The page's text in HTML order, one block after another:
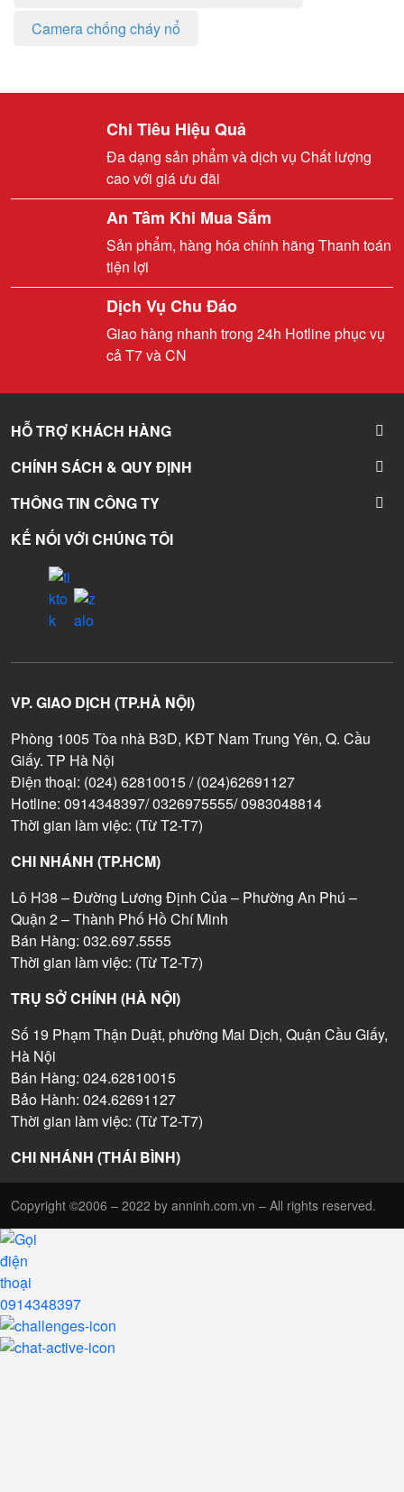
Camera chống cháy nổ
Chi Tiêu Hiệu Quả
Đa dạng sản phẩm và dịch vụ Chất lượng
cao với giá ưu đãi
An Tâm Khi Mua Sắm
Sản phẩm, hàng hóa chính hãng Thanh toán
tiện lợi
Dịch Vụ Chu Đáo
Giao hàng nhanh trong 24h Hotline phục vụ
cả T7 và CN
HỖ TRỢ KHÁCH HÀNG
CHÍNH SÁCH & QUY ĐỊNH
THÔNG TIN CÔNG TY
KẾ NỐI VỚI CHÚNG TÔI
VP. GIAO DỊCH (TP.HÀ NỘI)
Phòng 1005 Tòa nhà B3D, KĐT Nam Trung Yên, Q. Cầu
Giấy. TP Hà Nội
Điện thoại: (024) 62810015 / (024)62691127
Hotline: 0914348397/ 0326975555/ 0983048814
Thời gian làm việc: (Từ T2-T7)
CHI NHÁNH (TP.HCM)
Lô H38 – Đường Lương Định Của – Phường An Phú –
Quận 2 – Thành Phố Hồ Chí Minh
Bán Hàng: 032.697.5555
Thời gian làm việc: (Từ T2-T7)
TRỤ SỞ CHÍNH (HÀ NỘI)
Số 19 Phạm Thận Duật, phường Mai Dịch, Quận Cầu Giấy,
Hà Nội
Bán Hàng: 024.62810015
Bảo Hành: 024.62691127
Thời gian làm việc: (Từ T2-T7)
CHI NHÁNH (THÁI BÌNH)
Copyright ©2006 – 2022 by anninh.com.vn – All rights reserved.
0914348397